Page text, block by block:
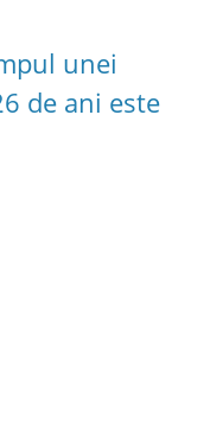
unei
de ani este